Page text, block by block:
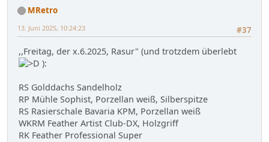
MRetro
#37
13. Juni 2025, 10:24:23
,,Freitag, der x.6.2025, Rasur" (und trotzdem überlebt
):
RS Golddachs Sandelholz
RP Mühle Sophist, Porzellan weiß, Silberspitze
RS Rasierschale Bavaria KPM, Porzellan weiß
WKRM Feather Artist Club-DX, Holzgriff
RK Feather Professional Super